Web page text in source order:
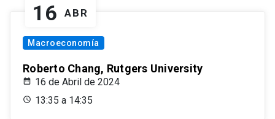
16 ABR
Macroeconomía
Roberto Chang, Rutgers University
16 de Abril de 2024
13:35 a 14:35